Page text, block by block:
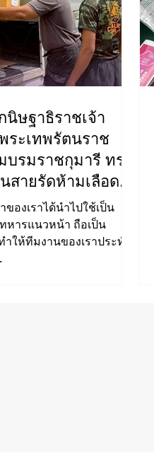
นิษฐาธิราชเจ้า
ระเทพรัตนราช
รมราชกุมารี ทรง
สายรัดห้ามเลือด
YEYETAC™
หน้า
องเราได้นำไปใช้เป็น
หารแนวหน้า ถือเป็น
ให้ทีมงานของเราประทับ